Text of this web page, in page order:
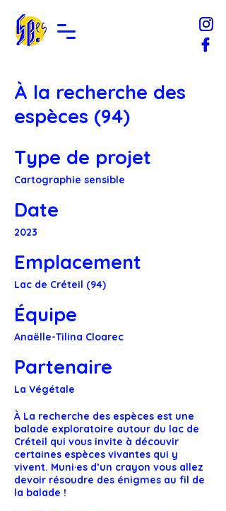
À la recherche des
espèces (94)
Type de projet
Cartographie sensible
Date
2023
Emplacement
Lac de Créteil (94)
Équipe
Anaëlle-Tilina Cloarec
Partenaire
La Végétale
À La recherche des espèces est une
balade exploratoire autour du lac de
Créteil qui vous invite à découvir
certaines espèces vivantes qui y
vivent. Muni·es d’un crayon vous allez
devoir résoudre des énigmes au fil de
la balade !